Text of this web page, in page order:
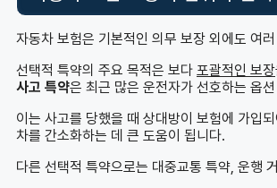
자동차 보험은 기본적인 의무 보장 외에도 여
선택적 특약의 주요 목적은 보다 포괄적인 보장
사고 특약은 최근 많은 운전자가 선호하는 옵
이는 사고를 당했을 때 상대방이 보험에 가입
차를 간소화하는 데 큰 도움이 됩니다.
다른 선택적 특약으로는 대중교통 특약, 운행